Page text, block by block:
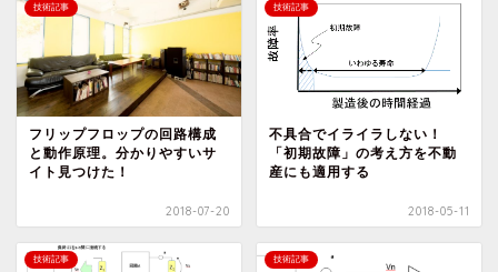
技術記事
フリップフロップの回路構成
と動作原理。分かりやすいサ
イト見つけた！
2018-07-20
技術記事
不具合でイライラしない！
「初期故障」の考え方を不動
産にも適用する
2018-05-11
技術記事 技術記事